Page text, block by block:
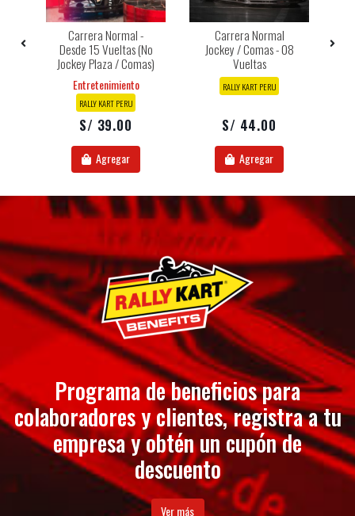
Carrera Normal -
Desde 15 Vueltas (no
Jockey Plaza / Comas)
Entretenimiento
RALLY KART PERU
S/ 39.00
Agregar
Carrera Normal
Jockey / Comas - 08
Vueltas
RALLY KART PERU
S/ 44.00
Agregar
Programa de beneficios para
colaboradores y clientes, registra a tu
empresa y obtén un cupón de
descuento
Ver más